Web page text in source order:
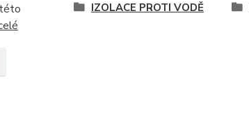
IZOLACE PROTI VODĚ